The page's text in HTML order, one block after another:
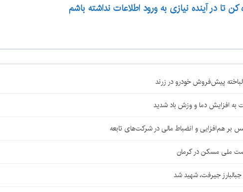
تا در آینده نیازی به ورود اطلاعات نداشته باشم
به افزایش دما و وزش باد شدید
بر هم‌افزایی و انضباط مالی در شرکت‌های تابعه
جیرفت، شهید شد